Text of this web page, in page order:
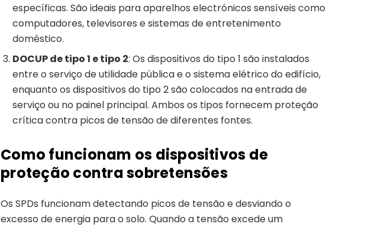
específicas. São ideais para aparelhos electrónicos sensíveis como
computadores, televisores e sistemas de entretenimento
doméstico.
DOCUP de tipo 1 e tipo 2: Os dispositivos do tipo 1 são instalados
entre o serviço de utilidade pública e o sistema elétrico do edifício,
enquanto os dispositivos do tipo 2 são colocados na entrada de
serviço ou no painel principal. Ambos os tipos fornecem proteção
crítica contra picos de tensão de diferentes fontes.
Como funcionam os dispositivos de
proteção contra sobretensões
Os SPDs funcionam detectando picos de tensão e desviando o
excesso de energia para o solo. Quando a tensão excede um